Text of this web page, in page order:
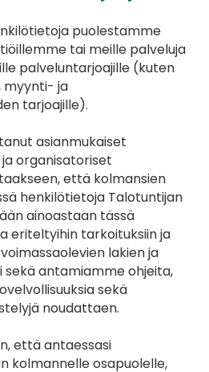
puolestamme
tai meille palveluja
palveluntarjoajille (kuten
myynti- ja
tarjoajille).
asianmukaiset
organisatoriset
että kolmansien
henkilötietoja Talotuntijan
ainoastaan tässä
eriteltyihin tarkoituksiin ja
lakien ja
sekä antamiamme ohjeita,
sekä
noudattaen.
että antaessasi
kolmannelle osapuolelle,